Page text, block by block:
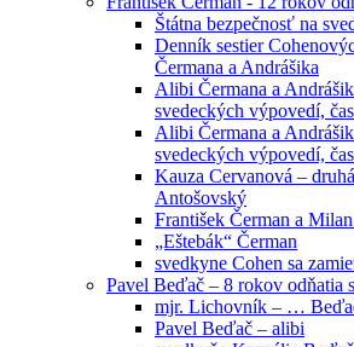
Štátna bezpečnosť na
Denník sestier
Čermana a Andrášika
Alibi Čermana a
svedeckých výpovedí,
Alibi Čermana a
svedeckých výpovedí,
Kauza Cervanová –
Antošovský
František Čerman a
„Eštebák“ Čerman
svedkyne Cohen sa
Pavel Beďač – 8 rokov odňatia
mjr. Lichovník – …
Pavel Beďač – alibi